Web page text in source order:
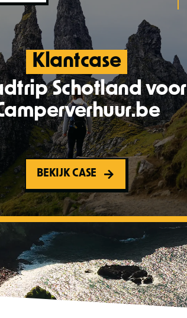
Klantcase
Schotland voor
BEKIJK CASE